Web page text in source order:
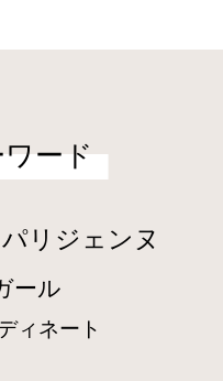
ード
パリジェンヌ
ール
ィネート